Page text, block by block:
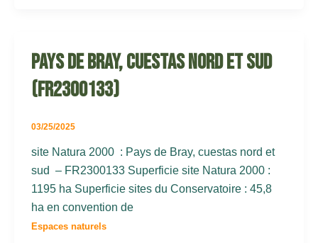
Pays de Bray, cuestas Nord et Sud
(FR2300133)
03/25/2025
site Natura 2000 : Pays de Bray, cuestas nord et
sud – FR2300133 Superficie site Natura 2000 :
1195 ha Superficie sites du Conservatoire : 45,8
ha en convention de
Espaces naturels